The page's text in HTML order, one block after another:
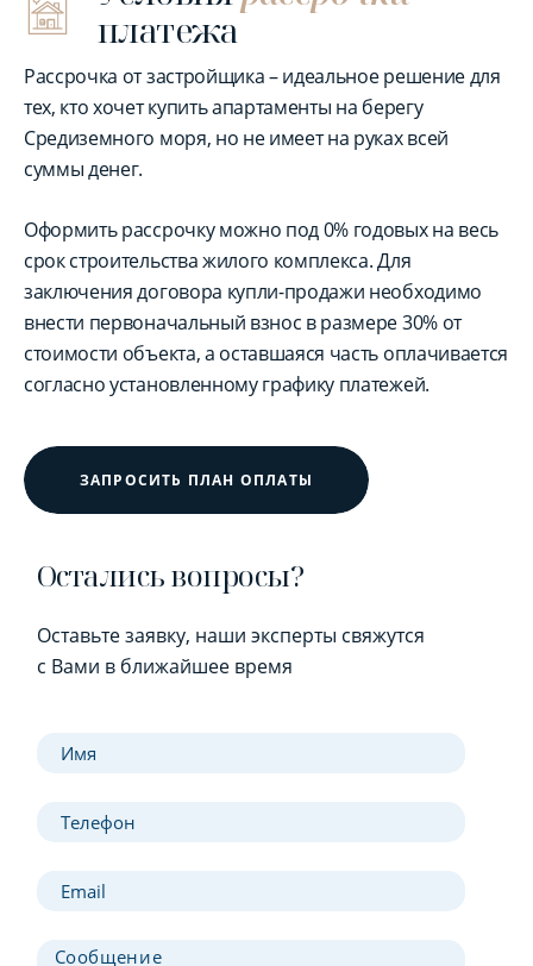
платежа
Рассрочка от застройщика – идеальное решение для
тех, кто хочет купить апартаменты на берегу
Средиземного моря, но не имеет на руках всей
суммы денег.
Оформить рассрочку можно под 0% годовых на весь
срок строительства жилого комплекса. Для
заключения договора купли-продажи необходимо
внести первоначальный взнос в размере 30% от
стоимости объекта, а оставшаяся часть оплачивается
согласно установленному графику платежей.
ЗАПРОСИТЬ ПЛАН ОПЛАТЫ
Остались вопросы?
Оставьте заявку, наши эксперты свяжутся
с Вами в ближайшее время